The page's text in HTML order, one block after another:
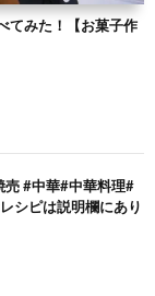
てみた！【お菓子作
#中華#中華料理#
シピは説明欄にあり